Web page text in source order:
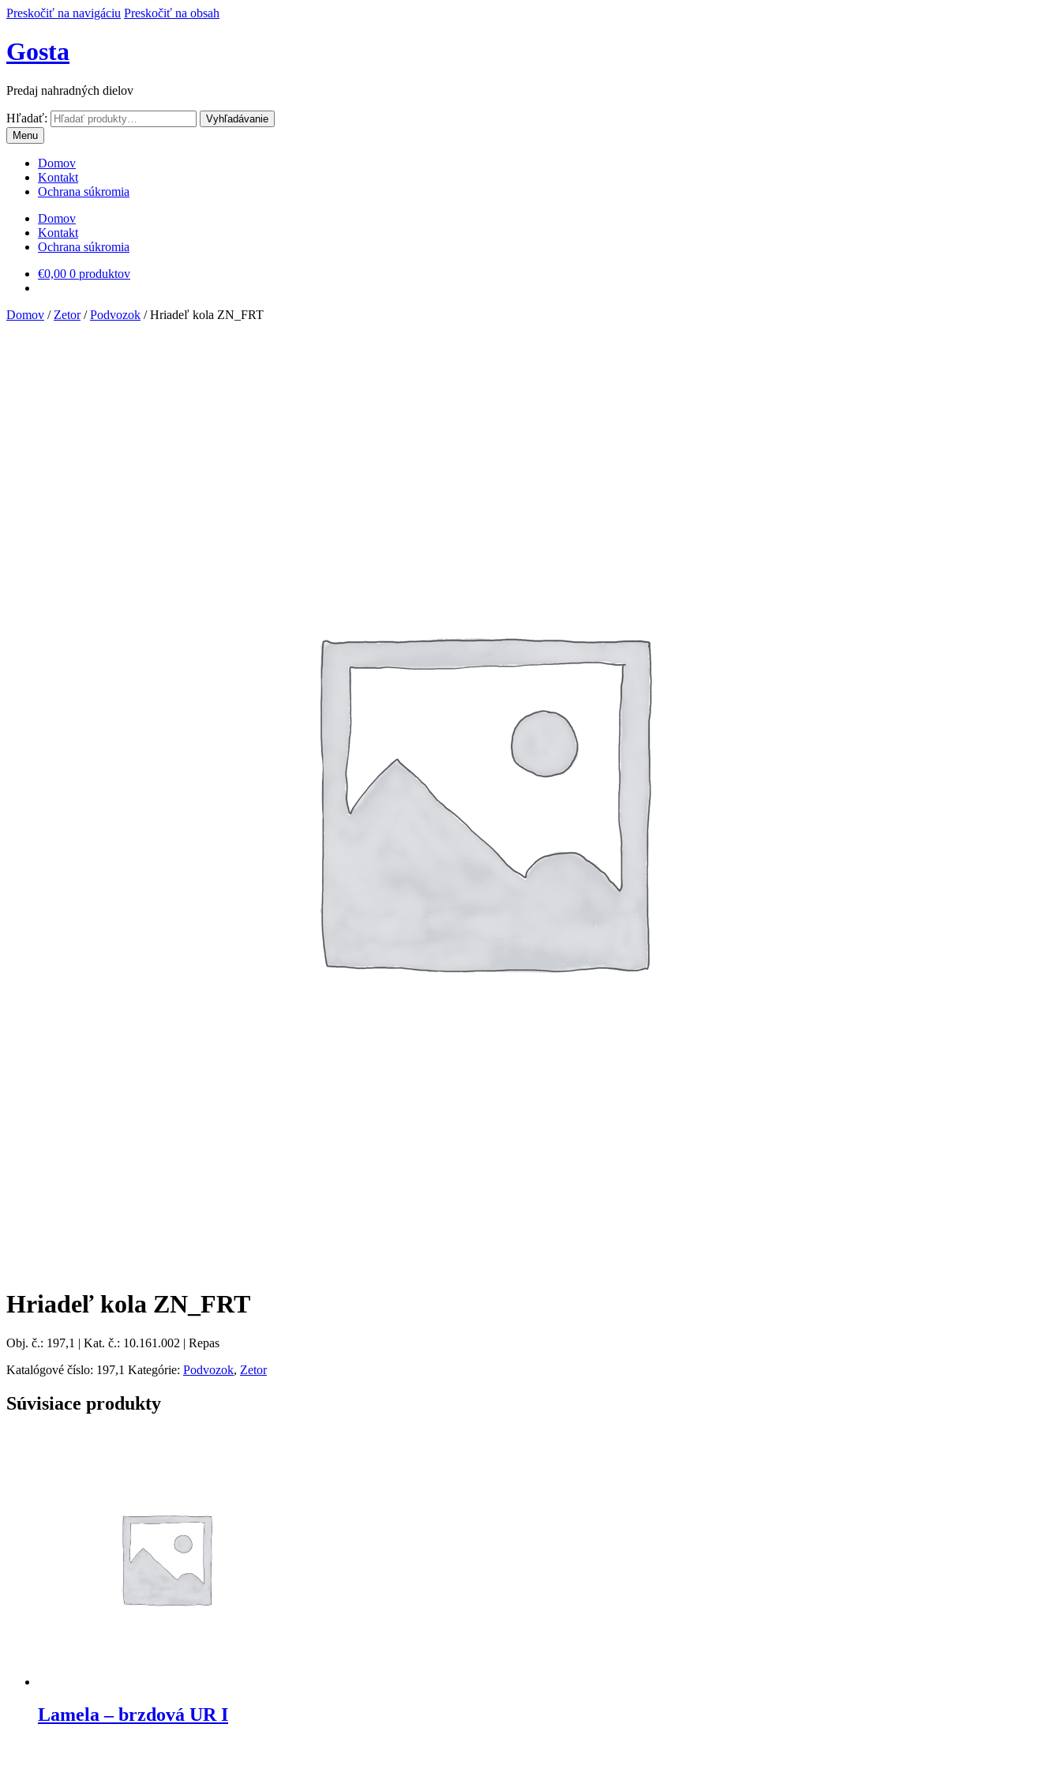
Preskočiť na navigáciu Preskočiť na obsah
Gosta
Predaj nahradných dielov
Hľadať:
Vyhľadávanie
Menu
Domov
Kontakt
Ochrana súkromia
Domov
Kontakt
Ochrana súkromia
€0,00 0 produktov
Domov / Zetor/Podvozok /Hriadeľ kola ZN_FRT
Hriadeľ kola ZN_FRT
Obj. č.: 197,1 | Kat. č.: 10.161.002 | Repas
Katalógové číslo: 197,1 Kategórie: Podvozok, Zetor
Súvisiace produkty
Lamela – brzdová UR I